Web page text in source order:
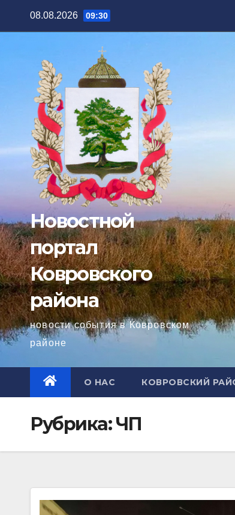
08.08.2026 09:30
Новостной
портал
Ковровского
района
новости события в Ковровском
районе
О НАС КОВРОВСКИЙ
Рубрика:ЧП